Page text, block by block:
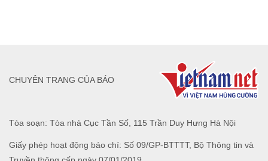
Tòa soạn: Tòa nhà Cục Tần Số, 115 Trần Duy Hưng Hà Nội
Giấy phép hoạt động báo chí: Số 09/GP-BTTTT, Bộ Thông tin và
CHUYÊN TRANG CỦA BÁO